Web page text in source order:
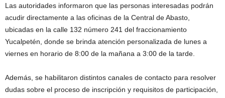
Las autoridades informaron que las personas interesadas podrán
acudir directamente a las oficinas de la Central de Abasto,
ubicadas en la calle 132 número 241 del fraccionamiento
Yucalpetén, donde se brinda atención personalizada de lunes a
viernes en horario de 8:00 de la mañana a 3:00 de la tarde.
Además, se habilitaron distintos canales de contacto para resolver
dudas sobre el proceso de inscripción y requisitos de participación,